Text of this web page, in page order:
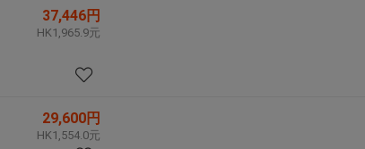
37,446円
HK1,965.9元
29,600円
HK1,554.0元